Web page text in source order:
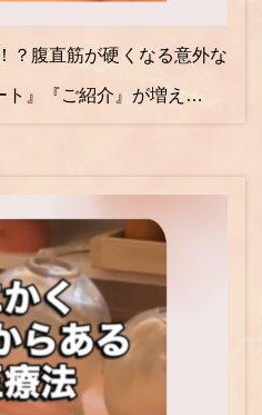
？腹直筋が硬くなる意外な
』『ご紹介』が増え…